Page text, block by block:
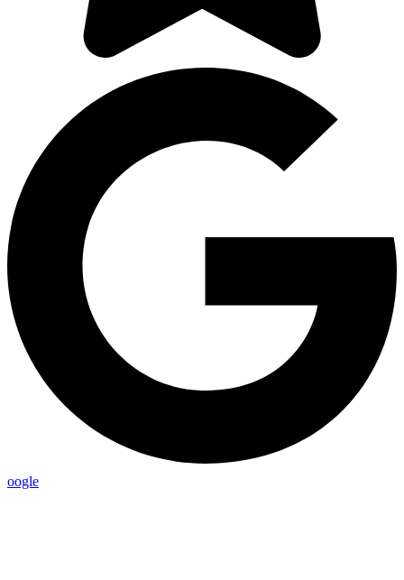
oogle